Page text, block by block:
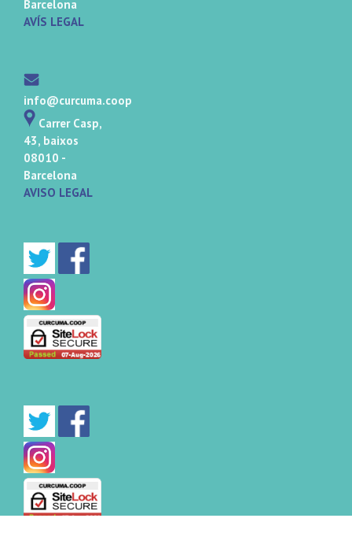
Barcelona
AVÍS LEGAL
info@curcuma.coop
Carrer Casp,
43, baixos
08010 -
Barcelona
AVISO LEGAL